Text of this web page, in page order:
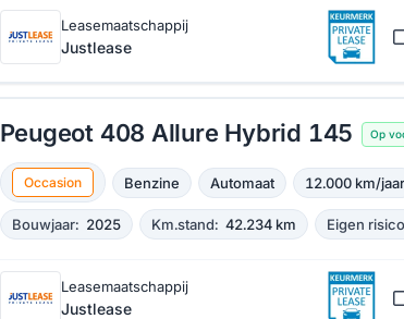
Leasemaatschappij
Justlease
Peugeot 408 Allure Hybrid 145 Op
Occasion Benzine Automaat 12.000 km/jaar
Bouwjaar: 2025 Km.stand: 42.234 km Eigen
Leasemaatschappij
Justlease